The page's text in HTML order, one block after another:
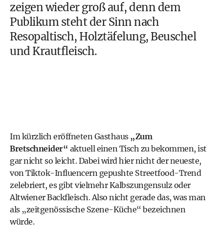
zeigen wieder groß auf, denn dem
Publikum steht der Sinn nach
Resopaltisch, Holztäfelung, Beuschel
und Krautfleisch.
Im kürzlich eröffneten Gasthaus„Zum
Bretschneider“ aktuell einen Tisch zu bekommen, ist
gar nicht so leicht. Dabei wird hier nicht der neueste,
von Tiktok-Influencern gepushte Streetfood-Trend
zelebriert, es gibt vielmehr Kalbszungensulz oder
Altwiener Backfleisch. Also nicht gerade das, was man
als „zeitgenössische Szene-Küche“ bezeichnen
würde.